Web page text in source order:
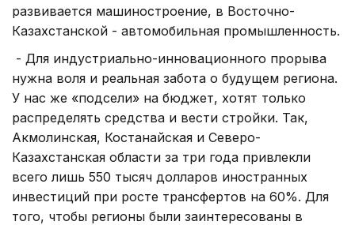
развивается машиностроение, в Восточно-
Казахстанской - автомобильная промышленность.
- Для индустриально-инновационного прорыва
нужна воля и реальная забота о будущем региона.
У нас же «подсели» на бюджет, хотят только
распределять средства и вести стройки. Так,
Акмoлинcкaя, Костанайская и Северо-
Казахстанская области за три года привлекли
всего лишь 550 тысяч долларов иностранных
инвестиций при росте трансфертов на 60%. Для
того, чтобы регионы были заинтересованы в